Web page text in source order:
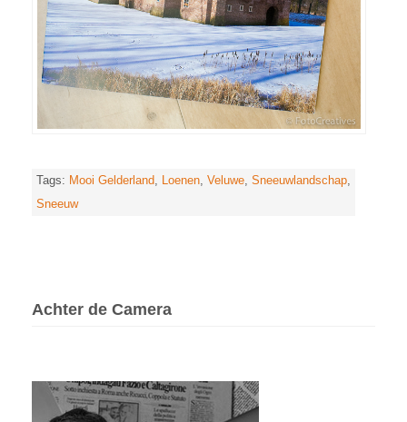
Tags: Mooi Gelderland, Loenen, Veluwe, Sneeuwlandschap,
Sneeuw
Achter de Camera